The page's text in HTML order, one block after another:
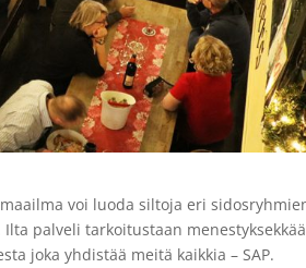
voi luoda siltoja eri
palveli tarkoitustaan
joka yhdistää meitä kaikkia – SAP.